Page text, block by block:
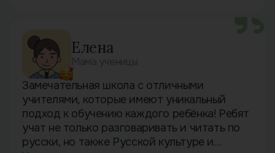
Елена
Замечательная школа с отличными
учителями, которые имеют уникальный
подход к обучению каждого ребёнка! Ребят
учат не только разговаривать и читать по
русски, но также Русской культуре и